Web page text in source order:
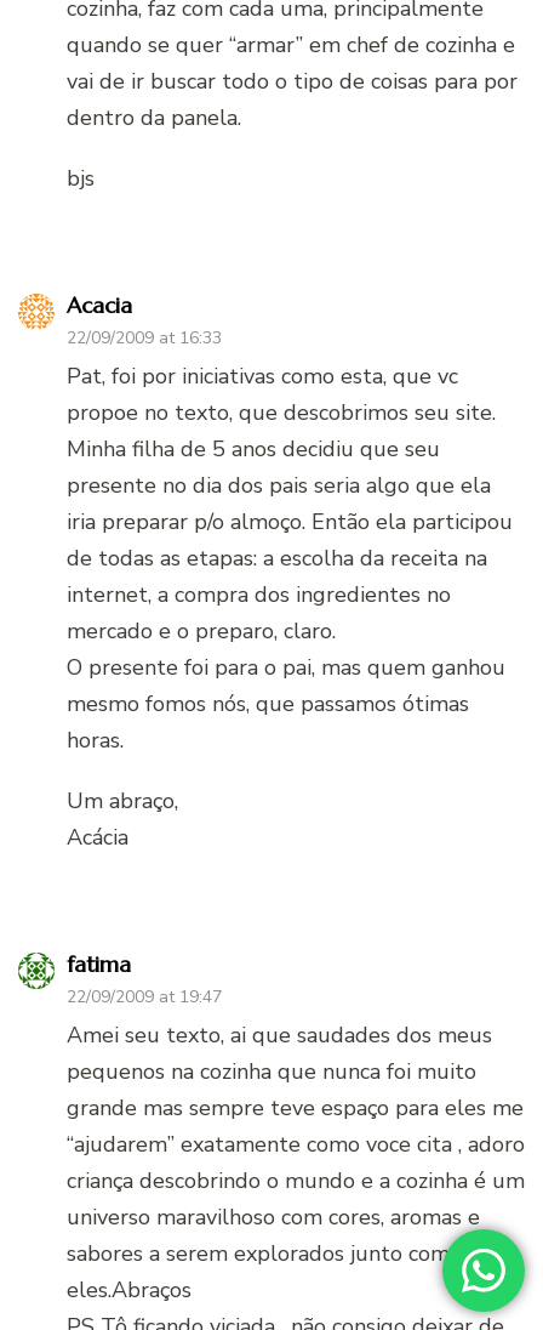
cozinha, faz com cada uma, principalmente
quando se quer “armar” em chef de cozinha e
vai de ir buscar todo o tipo de coisas para por
dentro da panela.
bjs
Acacia
22/09/2009 at 16:33
Pat, foi por iniciativas como esta, que vc
propoe no texto, que descobrimos seu site.
Minha filha de 5 anos decidiu que seu
presente no dia dos pais seria algo que ela
iria preparar p/o almoço. Então ela participou
de todas as etapas: a escolha da receita na
internet, a compra dos ingredientes no
mercado e o preparo, claro.
O presente foi para o pai, mas quem ganhou
mesmo fomos nós, que passamos ótimas
horas.
Um abraço,
Acácia
fatima
22/09/2009 at 19:47
Amei seu texto, ai que saudades dos meus
pequenos na cozinha que nunca foi muito
grande mas sempre teve espaço para eles me
“ajudarem” exatamente como voce cita , adoro
criança descobrindo o mundo e a cozinha é um
universo maravilhoso com cores, aromas e
sabores a serem explorados junto com
eles.Abraços